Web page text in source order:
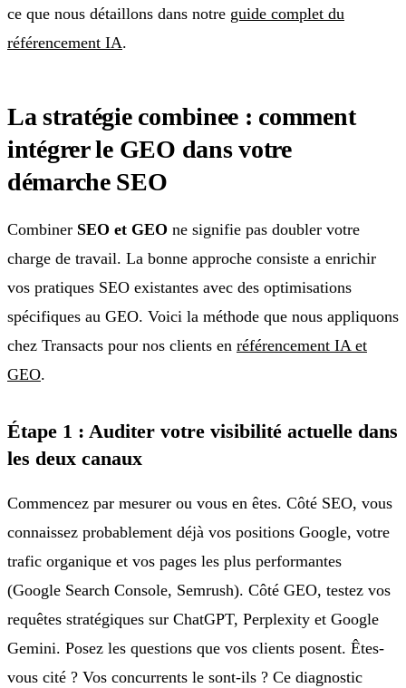
ce que nous détaillons dans notre guide complet du
référencement IA.
La stratégie combinee : comment
intégrer le GEO dans votre
démarche SEO
Combiner SEO et GEO ne signifie pas doubler votre
charge de travail. La bonne approche consiste a enrichir
vos pratiques SEO existantes avec des optimisations
spécifiques au GEO. Voici la méthode que nous appliquons
chez Transacts pour nos clients en référencement IA et
GEO.
Étape 1 : Auditer votre visibilité actuelle dans
les deux canaux
Commencez par mesurer ou vous en êtes. Côté SEO, vous
connaissez probablement déjà vos positions Google, votre
trafic organique et vos pages les plus performantes
(Google Search Console, Semrush). Côté GEO, testez vos
requêtes stratégiques sur ChatGPT, Perplexity et Google
Gemini. Posez les questions que vos clients posent. Êtes-
vous cité ? Vos concurrents le sont-ils ? Ce diagnostic